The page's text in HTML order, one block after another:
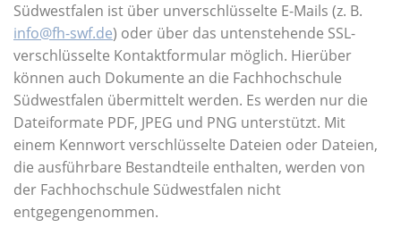
Über uns
Südwestfalen ist über unverschlüsselte E-Mails (z. B.
info@fh-swf.de) oder über das untenstehende SSL-
verschlüsselte Kontaktformular möglich. Hierüber
können auch Dokumente an die Fachhochschule
Südwestfalen übermittelt werden. Es werden nur die
Dateiformate PDF, JPEG und PNG unterstützt. Mit
einem Kennwort verschlüsselte Dateien oder Dateien,
die ausführbare Bestandteile enthalten, werden von
der Fachhochschule Südwestfalen nicht
entgegengenommen.